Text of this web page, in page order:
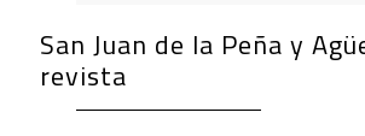
San Juan de la Peña y
revista